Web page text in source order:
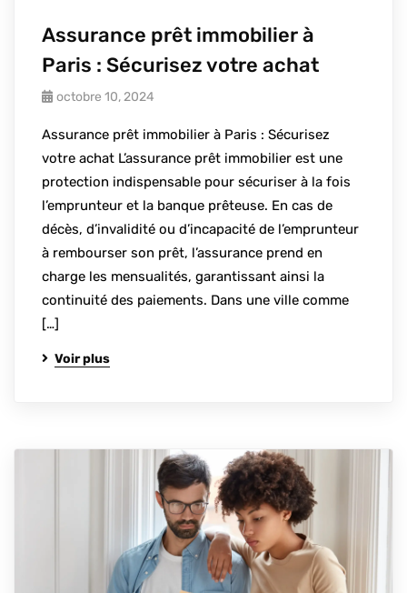
Assurance prêt immobilier à
Paris : Sécurisez votre achat
octobre 10, 2024
Assurance prêt immobilier à Paris : Sécurisez
votre achat L’assurance prêt immobilier est une
protection indispensable pour sécuriser à la fois
l’emprunteur et la banque prêteuse. En cas de
décès, d’invalidité ou d’incapacité de l’emprunteur
à rembourser son prêt, l’assurance prend en
charge les mensualités, garantissant ainsi la
continuité des paiements. Dans une ville comme
[…]
Voir plus